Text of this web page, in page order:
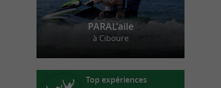
PARAL'aile
à Ciboure
Top expériences